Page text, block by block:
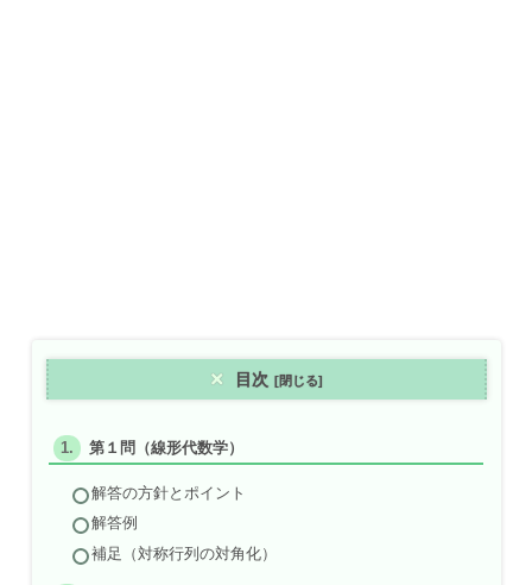
目次
第１問（線形代数学）
解答の方針とポイント
解答例
補足（対称行列の対角化）